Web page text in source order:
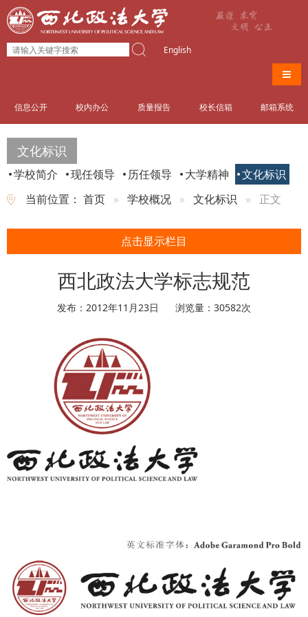
English
导航
信息公开 校内办公 质量报告 校长信箱 邮箱系统
文化标识
学校简介 现任领导 历任领导 大学精神
文化标识
当前位置： 首页 学校概况 文化标识 正文
点击显示栏目
西北政法大学标志规范
发布：2012年11月23日 浏览量： 30582次